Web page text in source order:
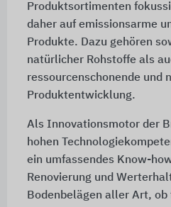
Produktsortimenten
daher auf emissionsarme
Produkte. Dazu gehören
natürlicher Rohstoffe als
ressourcenschonende und
Produktentwicklung.
Als Innovationsmotor der
hohen
ein umfassendes Know-
Renovierung und
Bodenbelägen aller Art,